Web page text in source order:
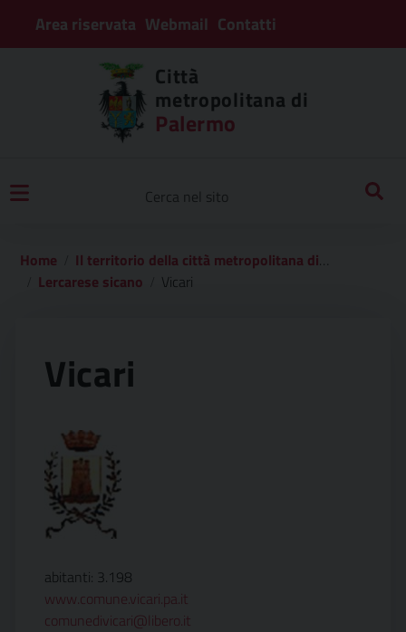
Area riservata Webmail Contatti
Città
metropolitana di
Palermo
Home
Il territorio della città metropolitana di palermo
Lercarese sicano
Vicari
Vicari
abitanti: 3.198
www.comune.vicari.pa.it
comunedivicari@libero.it